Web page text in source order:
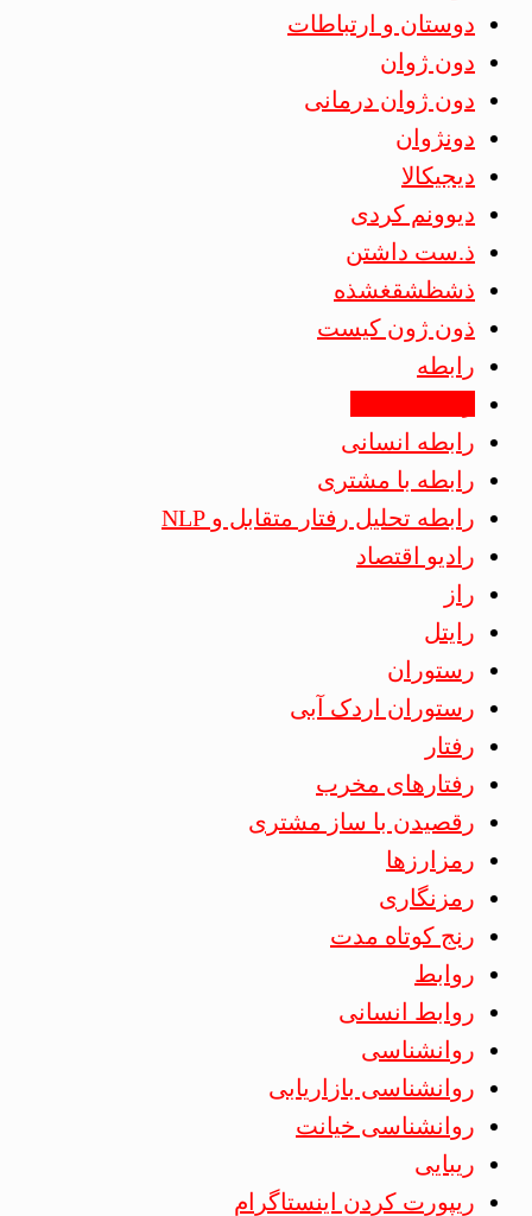
دوستان و ارتباطات
دون ژوان
دون ژوان درمانی
دونژوان
دیجیکالا
دیوونم کردی
ذ.ست داشتن
ذشظشقغشذه
ذون ژون کیست
رابطه
رابطه انسانی
رابطه با مشتری
رابطه تحلیل رفتار متقابل و NLP
رادیو اقتصاد
راز
رایتل
رستوران
رستوران اردک آبی
رفتار
رفتارهای مخرب
رقصیدن با ساز مشتری
رمزارزها
رمزنگاری
رنج کوتاه مدت
روابط
روابط انسانی
روانشناسی
روانشناسی بازاریابی
روانشناسی خیانت
ریبایی
ریپورت کردن اینستاگرام